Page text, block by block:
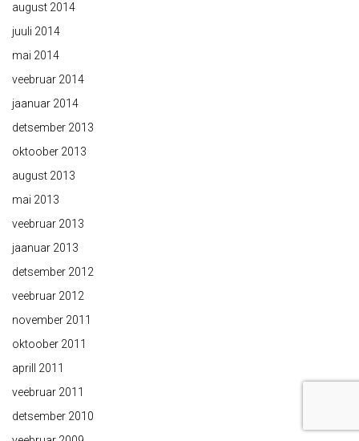
august 2014
juuli 2014
mai 2014
veebruar 2014
jaanuar 2014
detsember 2013
oktoober 2013
august 2013
mai 2013
veebruar 2013
jaanuar 2013
detsember 2012
veebruar 2012
november 2011
oktoober 2011
aprill 2011
veebruar 2011
detsember 2010